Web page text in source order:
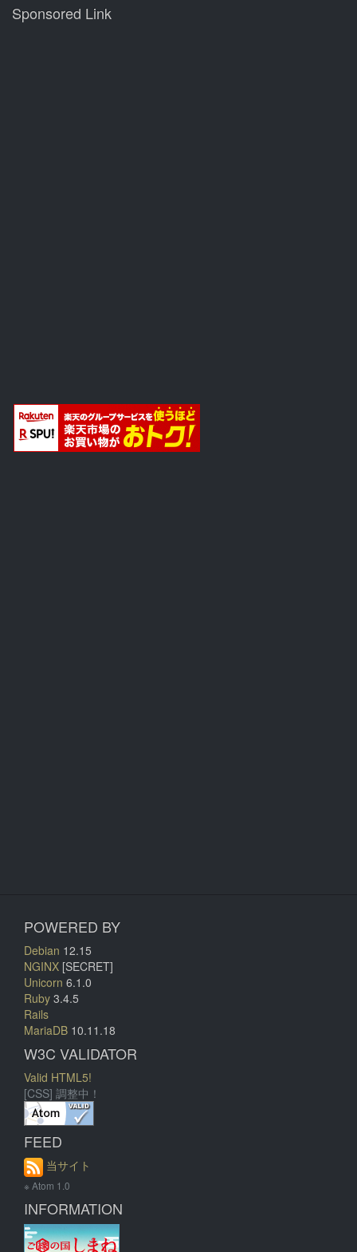
Sponsored Link
POWERED BY
Debian 12.15
NGINX [SECRET]
Unicorn 6.1.0
Ruby 3.4.5
Rails
MariaDB 10.11.18
W3C VALIDATOR
Valid HTML5!
[CSS] 調整中！
FEED
当サイト
※ Atom 1.0
INFORMATION